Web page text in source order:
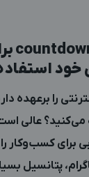
خود
را برعهده
می‌کنید؟ عالی
برای کسب‌وکار
پتانسیل